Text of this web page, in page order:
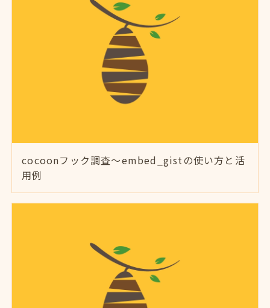
cocoonフック調査～embed_gistの使い方と活
用例